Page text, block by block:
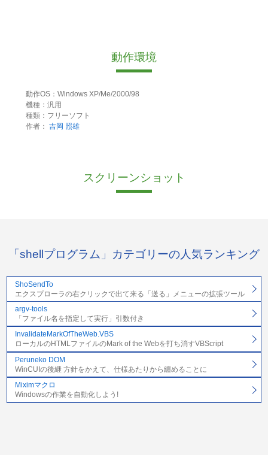
動作環境
動作OS：Windows XP/Me/2000/98
機種：汎用
種類：フリーソフト
作者： 吉岡 照雄
スクリーンショット
「shellプログラム」カテゴリーの人気ランキング
ShoSendTo
エクスプローラの右クリックで出て来る「送る」メニューの拡張ツール
argv-tools
「ファイル名を指定して実行」引数付き
InvalidateMarkOfTheWeb.VBS
ローカルのHTMLファイルのMark of the Webを打ち消すVBScript
Peruneko DOM
WinCUIの後継 方針をかえて、仕様あたりから纏めることに
Miximマクロ
Windowsの作業を自動化しよう!